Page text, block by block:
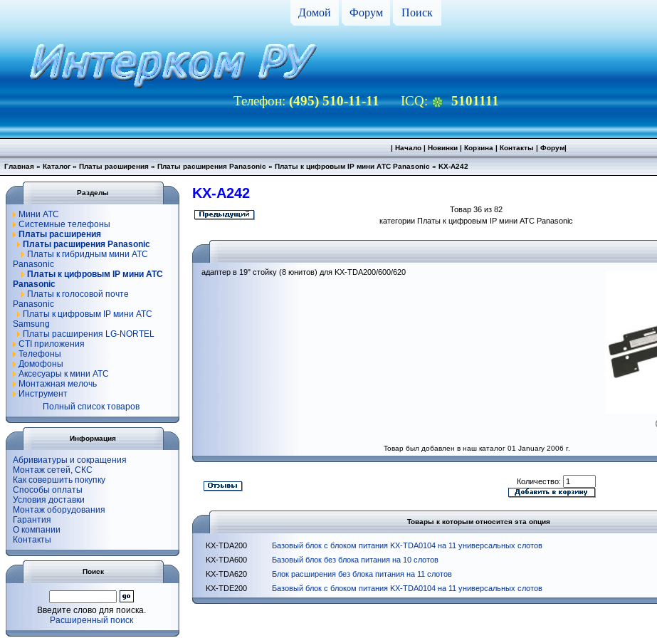
Домой Форум Поиск
Телефон:(495) 510-11-11ICQ: 5101111
| Начало| Новинки| Корзина | Контакты | Форум|
Главная » Каталог » Платы расширения » Платы расширения Panasonic » Платы к цифровым IP мини АТС Panasonic » KX-A242
Разделы
Мини АТС
Системные телефоны
Платы расширения
Платы расширения Panasonic
Платы к гибридным мини АТС
Panasonic
Платы к цифровым IP мини АТС
Panasonic
Платы к голосовой почте
Panasonic
Платы к цифровым IP мини АТС
Samsung
Платы расширения LG-NORTEL
CTI приложения
Телефоны
Домофоны
Аксесуары к мини АТС
Монтажная мелочь
Инструмент
Полный список товаров
Информация
Абривиатуры и сокращения
Монтаж сетей, СКС
Как совершить покупку
Способы оплаты
Условия доставки
Монтаж оборудования
Гарантия
О компании
Контакты
Поиск
Введите слово для поиска.
Расширенный поиск
KX-A242
Товар 36 из 82
категории Платы к цифровым IP мини АТС Panasonic
адаптер в 19" стойку (8 юнитов) для KX-TDA200/600/620
Товар был добавлен в наш каталог 01 January 2006 г.
Количество:
Товары к которым относится эта опция
KX-TDA200 Базовый блок c блоком питания KX-TDA0104 на 11 универсальных слотов
KX-TDA600
Базовый блок без блока питания на 10 слотов
KX-TDA620
Блок расширения без блока питания на 11 слотов
KX-TDE200
Базовый блок c блоком питания KX-TDA0104 на 11 универсальных слотов